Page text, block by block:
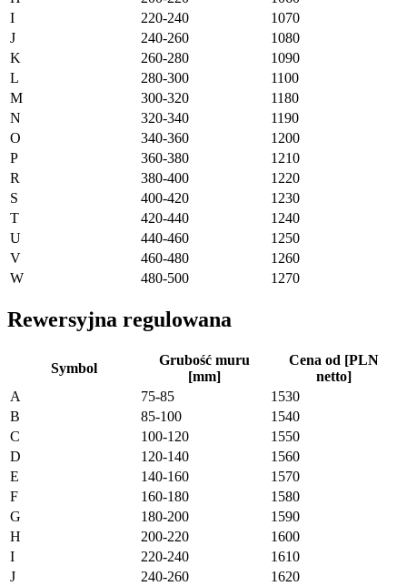
I
220-240
1070
J
240-260
1080
K
260-280
1090
L
280-300
1100
M
300-320
1180
N
320-340
1190
O
340-360
1200
P
360-380
1210
R
380-400
1220
S
400-420
1230
T
420-440
1240
U
440-460
1250
V
460-480
1260
W
480-500 1270
Rewersyjna regulowana
Symbol
Grubość muru
[mm]
Cena od [PLN
netto]
A
75-85
1530
B
85-100
1540
C
100-120
1550
D
120-140
1560
E
140-160
1570
F
160-180
1580
G
180-200
1590
H
200-220
1600
I
220-240
1610
J
240-260
1620